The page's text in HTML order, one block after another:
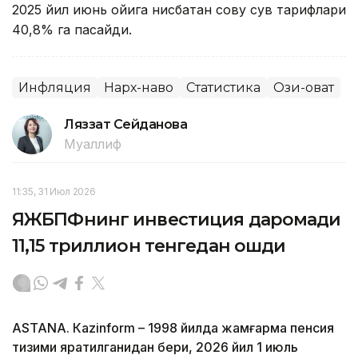
2025 йил июнь ойига нисбатан совуқ сув тарифлари
40,8% га пасайди.
Инфляция Нарх-наво Статистика Озиқ-овқат
Ляззат Сейданова
Муаллиф
11:35, 31 Июл 2026
ЯЖБПФнинг инвестиция даромади
11,15 триллион тенгедан ошди
ASTANА. Кazinform – 1998 йилда жамғарма пенсия
тизими яратилганидан бери, 2026 йил 1 июль